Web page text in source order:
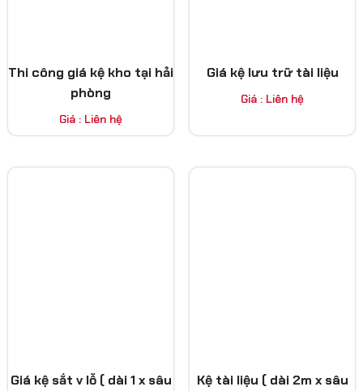
Thi công giá kệ kho tại hải
phòng
Giá : Liên hệ
Giá kệ lưu trữ tài liệu
Giá : Liên hệ
Giá kệ sắt v lỗ ( dài 1 x sâu
Kệ tài liệu ( dài 2m x sâu